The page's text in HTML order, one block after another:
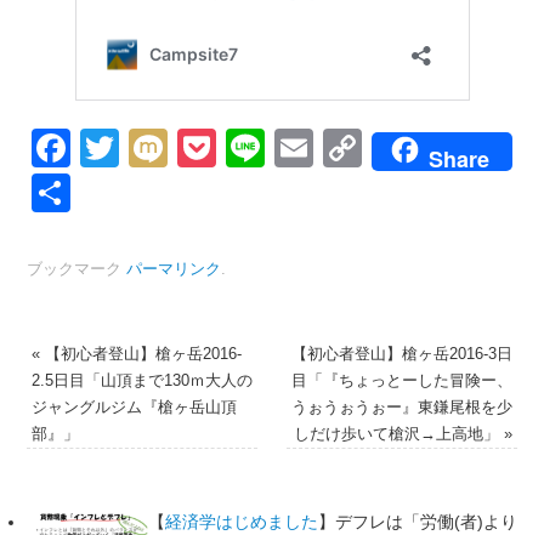
Facebook
Twitter
MixiPocket
LineEmailCopyShare
ブックマーク パーマリンク
«【初心者登山】槍ヶ岳2016-
2.5日目「山頂まで130ｍ大人の
ジャングルジム『槍ヶ岳山頂
部』」
【初心者登山】槍ヶ岳2016-3日
目「『ちょっとーした冒険ー、
うぉうぉうぉー』東鎌尾根を少
しだけ歩いて槍沢→上高地」»
【経済学はじめました】デフレは「労働(者)より